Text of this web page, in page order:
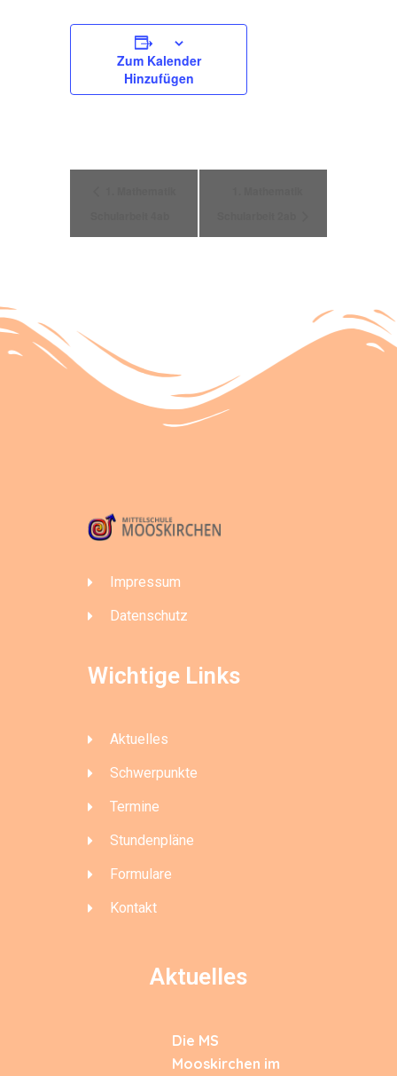
Zum Kalender
Hinzufügen
Navigation
Impressum
Datenschutz
Wichtige Links
Aktuelles
Schwerpunkte
Termine
Stundenpläne
Formulare
Kontakt
Aktuelles
Die MS
Mooskirchen im